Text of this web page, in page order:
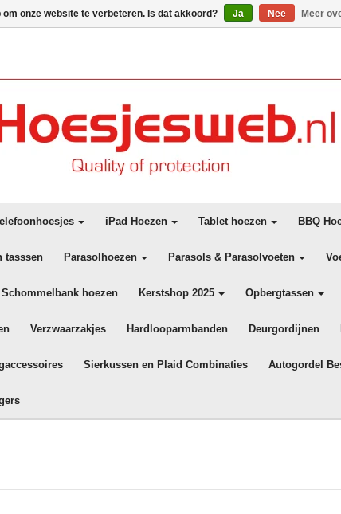
iPad Hoezen Tablet hoezen BBQ
tasssen Parasolhoezen Parasols & Parasolvoeten
Schommelbank hoezen Kerstshop 2025 Opbergtassen
Verzwaarzakjes Hardlooparmbanden Deurgordijnen
Sierkussen en Plaid Combinaties Autogordel
onze website te verbeteren. Is dat akkoord? Ja Nee Meer